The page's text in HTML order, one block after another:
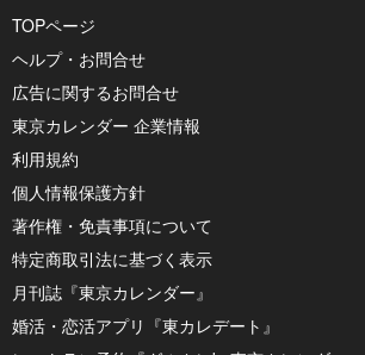
TOPページ
ヘルプ・お問合せ
広告に関するお問合せ
東京カレンダー 企業情報
利用規約
個人情報保護方針
著作権・免責事項について
特定商取引法に基づく表示
月刊誌『東京カレンダー』
婚活・恋活アプリ『東カレデート』